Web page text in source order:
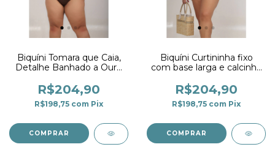
Biquíni Tomara que Caia,
Detalhe Banhado a Ouro
Café
R$204,90
R$198,75 com Pix
COMPRAR
Biquíni Curtininha fixo
com base larga e calcinha
R$204,90
R$198,75 com Pix
COMPRAR